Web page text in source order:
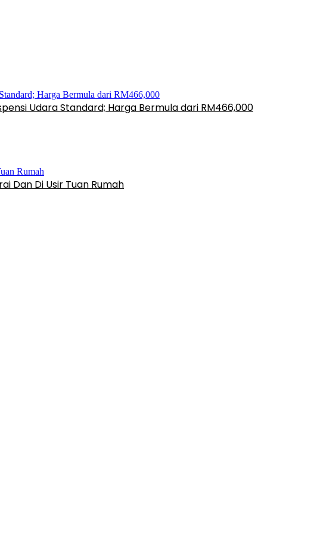
Udara Standard; Harga Bermula dari RM466,000
Dan Di Usir Tuan Rumah